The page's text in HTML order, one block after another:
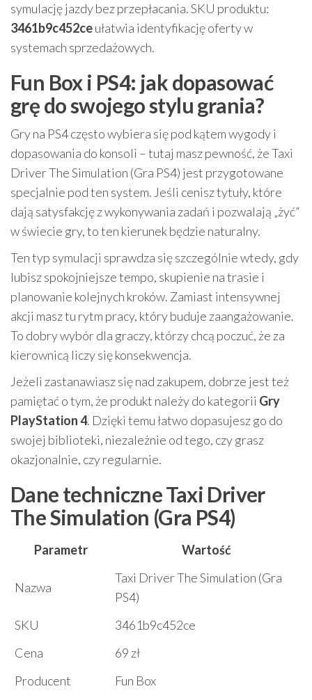
symulację jazdy bez przepłacania. SKU produktu:
3461b9c452ceułatwia identyfikację oferty w
systemach sprzedażowych.
Fun Box i PS4: jak dopasować
grę do swojego stylu grania?
Gry na PS4 często wybiera się pod kątem wygody i
dopasowania do konsoli – tutaj masz pewność, że Taxi
Driver The Simulation (Gra PS4) jest przygotowane
specjalnie pod ten system. Jeśli cenisz tytuły, które
dają satysfakcję z wykonywania zadań i pozwalają „żyć”
w świecie gry, to ten kierunek będzie naturalny.
Ten typ symulacji sprawdza się szczególnie wtedy, gdy
lubisz spokojniejsze tempo, skupienie na trasie i
planowanie kolejnych kroków. Zamiast intensywnej
akcji masz tu rytm pracy, który buduje zaangażowanie.
To dobry wybór dla graczy, którzy chcą poczuć, że za
kierownicą liczy się konsekwencja.
Jeżeli zastanawiasz się nad zakupem, dobrze jest też
pamiętać o tym, że produkt należy do kategorii Gry
PlayStation 4. Dzięki temu łatwo dopasujesz go do
swojej biblioteki, niezależnie od tego, czy grasz
okazjonalnie, czy regularnie.
Dane techniczne Taxi Driver
The Simulation (Gra PS4)
Parametr Wartość
Nazwa
Taxi Driver The Simulation (Gra
PS4)
SKU
3461b9c452ce
Cena
69 zł
Producent
Fun Box